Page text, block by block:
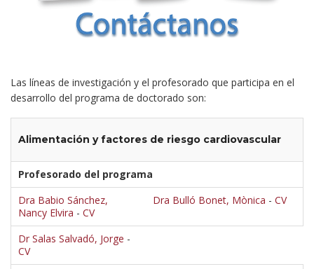
Las líneas de investigación y el profesorado que participa en el
desarrollo del programa de doctorado son:
Alimentación y factores de riesgo cardiovascular
Profesorado del programa
Dra Babio Sánchez,
Nancy Elvira - CV
Dra Bulló Bonet, Mònica - CV
Dr Salas Salvadó, Jorge -
CV